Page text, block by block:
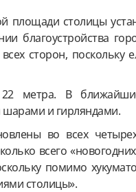
площади столицы
благоустройства
сторон, поскольку
22 метра. В
шарами и гирляндами.
во всех
всего
помимо
столицы».